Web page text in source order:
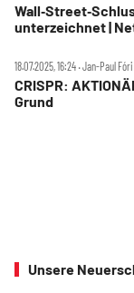
unterzeichnet |
18.07.2025, 16:24 ‧ Jan-Paul Fóri
CRISPR:
Grund
Unsere